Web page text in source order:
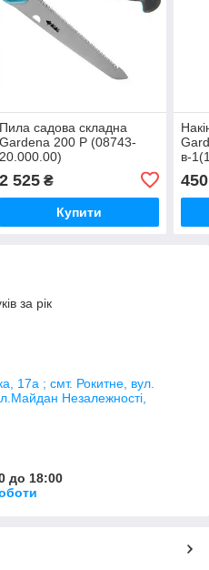
Пила садова складна
Gardena 200 Р (08743-
20.000.00)
2 525₴
Купити
в-
450
за рік
17а ; смт. Рокитне, вул.
Незалежності,
до 18:00